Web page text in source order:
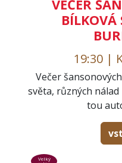
VEČER
BÍLKOVÁ
19:30 |
Večer
světa, různých
tou
Velký